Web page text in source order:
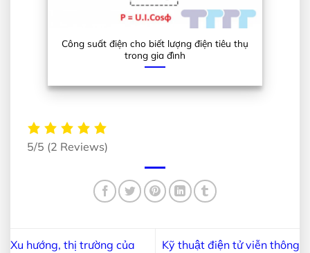
Công suất điện cho biết lượng điện tiêu thụ
trong gia đình
5/5 (2 Reviews)
Xu hướng, thị trường của
Kỹ thuật điện tử viễn thông